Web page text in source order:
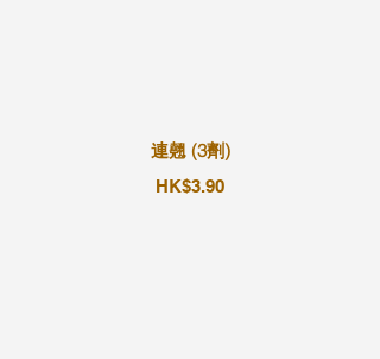
連翹 (3劑)
HK$3.90